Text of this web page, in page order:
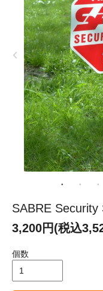
SABRE Security
3,200円(税込
個数